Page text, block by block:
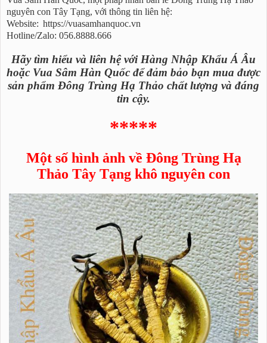
nguyên con Tây Tạng, với thông tin liên hệ:
Website: https://vuasamhanquoc.vn
Hotline/Zalo: 056.8888.666
Hãy tìm hiểu và liên hệ với Hàng Nhập Khẩu Á Âu
hoặc Vua Sâm Hàn Quốc để đảm bảo bạn mua được
sản phẩm Đông Trùng Hạ Thảo chất lượng và đáng
tin cậy.
*****
Một số hình ảnh về Đông Trùng Hạ
Thảo Tây Tạng khô nguyên con